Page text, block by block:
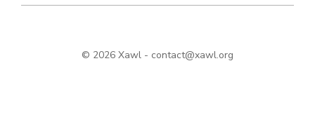
© 2026 Xawl - contact@xawl.org